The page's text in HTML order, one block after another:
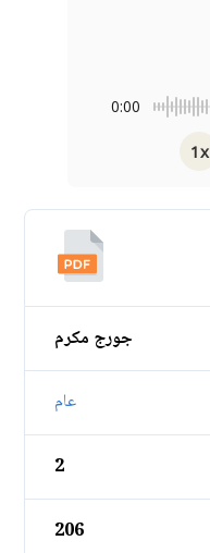
0:00
1x
جورج مكرم
عام
2
206